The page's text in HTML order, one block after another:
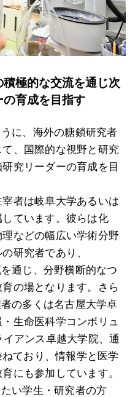
極的な交流を通じ次
育成を目指す
に、海外の糖鎖研究者
、国際的な視野と研究
究リーダーの育成を目
者は岐阜大学あるいは
ています。彼らは化
などの幅広い学術分野
研究者であり、
通じ、分野横断的なつ
の場となります。さら
の多くは名古屋大学卓
生命医科学コンボリュ
アンス卓越大学院、通
ており、情報学と医学
にも参加しています。
い学生・研究者の方